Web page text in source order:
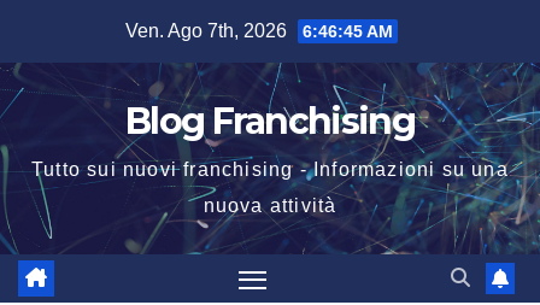
contenuto
Ven. Ago 7th, 2026 6:46:46 AM
Blog Franchising
Tutto sui nuovi franchising - Informazioni su una
nuova attività